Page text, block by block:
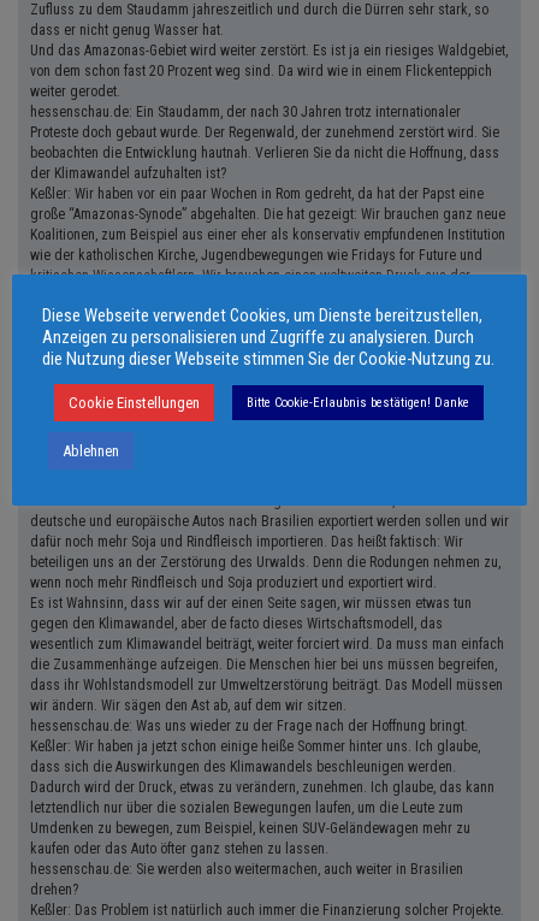
Zufluss zu dem Staudamm jahreszeitlich und durch die Dürren sehr stark, so
dass er nicht genug Wasser hat.
Und das Amazonas-Gebiet wird weiter zerstört. Es ist ja ein riesiges Waldgebiet,
von dem schon fast 20 Prozent weg sind. Da wird wie in einem Flickenteppich
weiter gerodet.
hessenschau.de: Ein Staudamm, der nach 30 Jahren trotz internationaler
Proteste doch gebaut wurde. Der Regenwald, der zunehmend zerstört wird. Sie
beobachten die Entwicklung hautnah. Verlieren Sie da nicht die Hoffnung, dass
der Klimawandel aufzuhalten ist?
Keßler: Wir haben vor ein paar Wochen in Rom gedreht, da hat der Papst eine
große “Amazonas-Synode” abgehalten. Die hat gezeigt: Wir brauchen ganz neue
Koalitionen, zum Beispiel aus einer eher als konservativ empfundenen Institution
wie der katholischen Kirche, Jugendbewegungen wie Fridays for Future und
kritischen Wissenschaftlern. Wir brauchen einen weltweiten Druck aus der
verzahnt ist, dass sie es gar nicht schafft, das jetzige Wirtschaftmodell in kurzer
Zeit zu verändern. Doch das ist nötig.
Unsere Filme sehe ich einen Beitrag dazu, zu zeigen, was läuft im Amazonas-
der brasilianischen Regierung, möglichst wenige Informationen an die
Öffentlichkeit kommen zu lassen.
Keßler: Ein Ansatzpunkt wäre das geplante Freihandelsabkommen zwischen der
deutsche und europäische Autos nach Brasilien exportiert werden sollen und wir
dafür noch mehr Soja und Rindfleisch importieren. Das heißt faktisch: Wir
beteiligen uns an der Zerstörung des Urwalds. Denn die Rodungen nehmen zu,
wenn noch mehr Rindfleisch und Soja produziert und exportiert wird.
Es ist Wahnsinn, dass wir auf der einen Seite sagen, wir müssen etwas tun
gegen den Klimawandel, aber de facto dieses Wirtschaftsmodell, das
wesentlich zum Klimawandel beiträgt, weiter forciert wird. Da muss man einfach
die Zusammenhänge aufzeigen. Die Menschen hier bei uns müssen begreifen,
dass ihr Wohlstandsmodell zur Umweltzerstörung beiträgt. Das Modell müssen
wir ändern. Wir sägen den Ast ab, auf dem wir sitzen.
hessenschau.de: Was uns wieder zu der Frage nach der Hoffnung bringt.
Keßler: Wir haben ja jetzt schon einige heiße Sommer hinter uns. Ich glaube,
dass sich die Auswirkungen des Klimawandels beschleunigen werden.
Dadurch wird der Druck, etwas zu verändern, zunehmen. Ich glaube, das kann
letztendlich nur über die sozialen Bewegungen laufen, um die Leute zum
Umdenken zu bewegen, zum Beispiel, keinen SUV-Geländewagen mehr zu
kaufen oder das Auto öfter ganz stehen zu lassen.
hessenschau.de: Sie werden also weitermachen, auch weiter in Brasilien
drehen?
Keßler: Das Problem ist natürlich auch immer die Finanzierung solcher Projekte.
Diese Webseite verwendet Cookies, um Dienste bereitzustellen,
Anzeigen zu personalisieren und Zugriffe zu analysieren. Durch
die Nutzung dieser Webseite stimmen Sie der Cookie-Nutzung zu.
Cookie Einstellungen Bitte Cookie-Erlaubnis bestätigen! Danke
Ablehnen